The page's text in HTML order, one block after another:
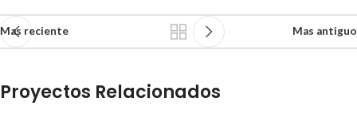
Mas reciente Mas antiguo
Proyectos Relacionados